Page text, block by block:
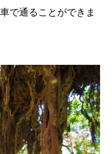
で通ることができま